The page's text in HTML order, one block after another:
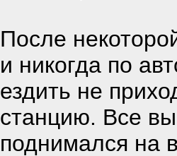
После
и никогда по
ездить не
станцию. Все
поднимался на